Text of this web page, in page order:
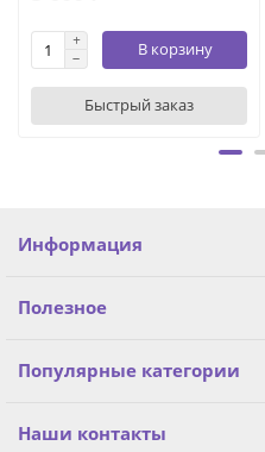
В корзину
Быстрый заказ
Информация
Полезное
Популярные категории
Наши контакты